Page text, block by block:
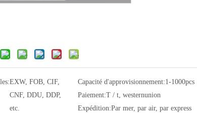
EXW, FOB, CIF,
CNF, DDU, DDP,
etc.
Capacité d'approvisionnement:1-1000pcs
Paiement:T / t, westernunion
Expédition:Par mer, par air, par express